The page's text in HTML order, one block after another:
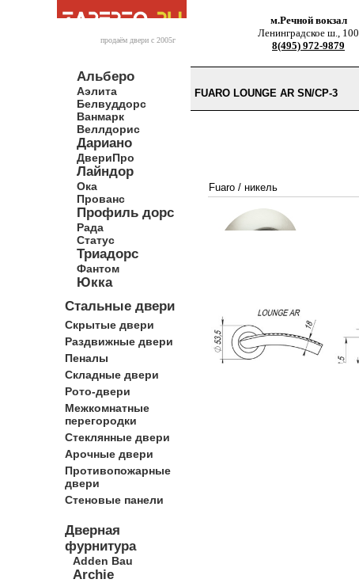
продаём двери c 2005г
Альберо
Аэлита
Белвуддорс
Ванмарк
Веллдорис
Дариано
ДвериПро
Лайндор
Ока
Прованс
Профиль дорс
Рада
Статус
Триадорс
Фантом
Юкка
Стальные двери
Скрытые двери
Раздвижные двери
Пеналы
Складные двери
Рото-двери
Межкомнатные
перегородки
Стеклянные двери
Арочные двери
Противопожарные
двери
Стеновые панели
Дверная
фурнитура
Adden Bau
Archie
м.Речной вокзал
Ленинградское ш., 100
8(495) 972-9879
FUARO LOUNGE AR SN/CP-3
Fuaro / никель